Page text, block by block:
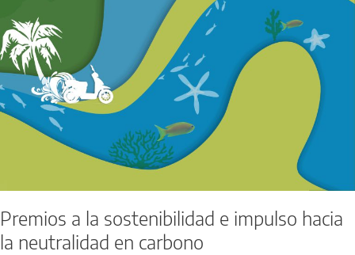
Premios a la sostenibilidad e impulso hacia
la neutralidad en carbono
carbono